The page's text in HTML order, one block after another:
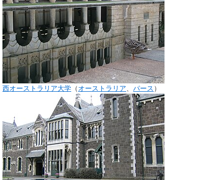
西オーストラリア大学 （オーストラリア パース ）